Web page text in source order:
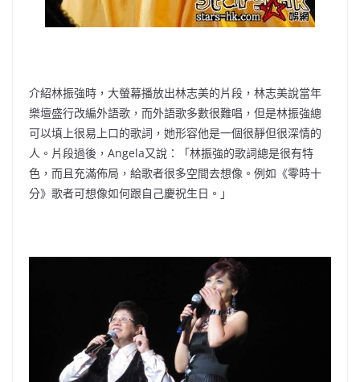
介紹林振強時，大螢幕播放出林志美的片段，林志美說當年
樂壇盛行改編外語歌，而外語歌多數很難唱，但是林振強總
可以填上很易上口的歌詞，她形容他是一個很靜但很深情的
人。片段過後，Angela又說：「林振強的歌詞總是很有特
色，而且充滿佈局，給歌者很多空間去想像。例如《零時十
分》歌者可想像如何跟自己慶祝生日。」